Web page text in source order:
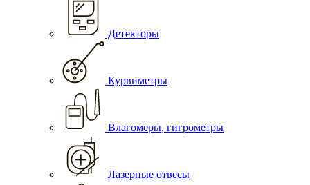
Детекторы
Курвиметры
Влагомеры, гигрометры
Лазерные отвесы